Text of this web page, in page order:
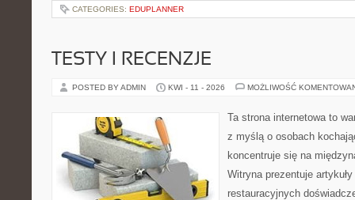
CATEGORIES: EDUPLANNER
TESTY I RECENZJE
POSTED BY ADMIN KWI - 11 - 2026 MOŻLIWOŚĆ
Ta strona internetowa to
z myślą o osobach
koncentruje się na
Witryna prezentuje
restauracyjnych